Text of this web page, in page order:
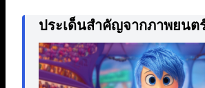
ประเด็นสำคัญจากภาพยนต